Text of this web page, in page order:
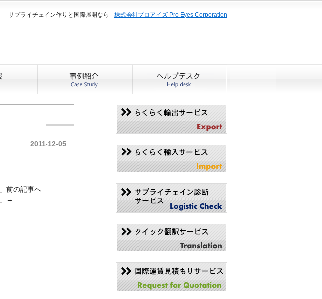
サプライチェイン作りと国際展開なら 株式会社プロアイズ Pro Eyes Corporation
2011-12-05
」前の記事へ
」→